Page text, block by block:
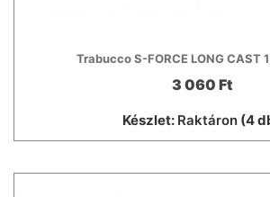
Trabucco S-FORCE LONG CAST
3 060 Ft
Készlet: Raktáron (4